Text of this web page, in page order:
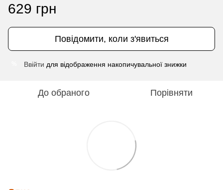
629 грн
Повідомити, коли з'явиться
Ввійти для відображення накопичувальної знижки
До обраного Порівняти